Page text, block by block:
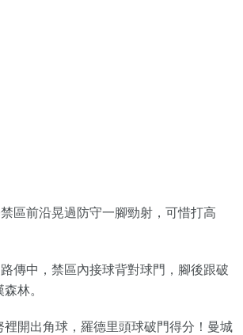
區前沿晃過防守一腳勁射，可惜打高
傳中，禁區內接球背對球門，腳後跟破
林。
裡開出角球，羅德里頭球破門得分！曼城